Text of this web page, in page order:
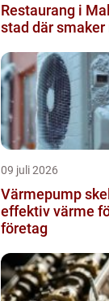
Restaurang i
stad där
09 juli 2026
Värmepump
effektiv värme
företag